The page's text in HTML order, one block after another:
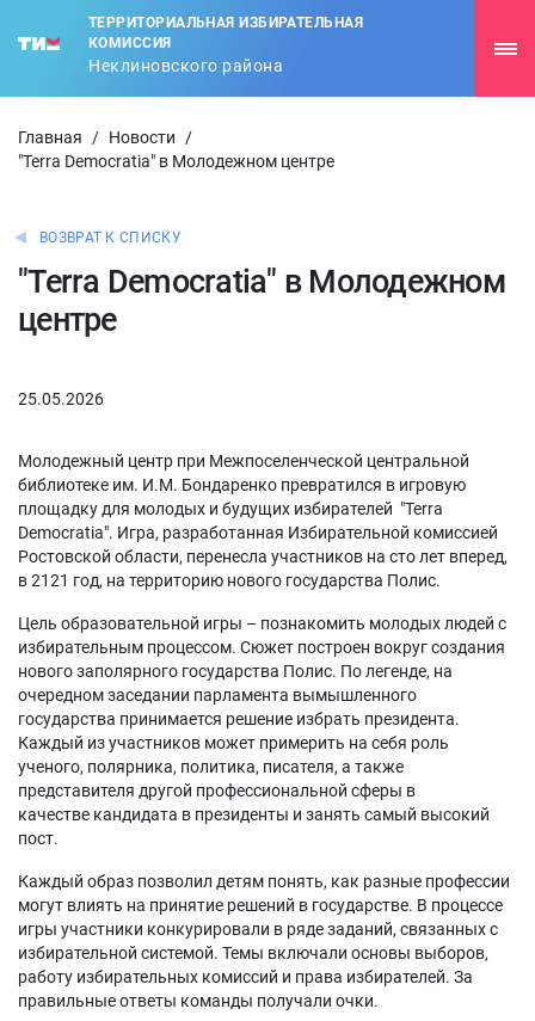
ТЕРРИТОРИАЛЬНАЯ ИЗБИРАТЕЛЬНАЯ
КОМИССИЯ
Неклиновского района
Главная / Новости
/
"Terra Democratia" в Молодежном центре
ВОЗВРАТ К СПИСКУ
"Terra Democratia" в Молодежном
центре
25.05.2026
Молодежный центр при Межпоселенческой центральной
библиотеке им. И.М. Бондаренко превратился в игровую
площадку для молодых и будущих избирателей "Terra
Democratia". Игра, разработанная Избирательной комиссией
Ростовской области, перенесла участников на сто лет вперед,
в 2121 год, на территорию нового государства Полис.
Цель образовательной игры – познакомить молодых людей с
избирательным процессом. Сюжет построен вокруг создания
нового заполярного государства Полис. По легенде, на
очередном заседании парламента вымышленного
государства принимается решение избрать президента.
Каждый из участников может примерить на себя роль
ученого, полярника, политика, писателя, а также
представителя другой профессиональной сферы в
качестве кандидата в президенты и занять самый высокий
пост.
Каждый образ позволил детям понять, как разные профессии
могут влиять на принятие решений в государстве. В процессе
игры участники конкурировали в ряде заданий, связанных с
избирательной системой. Темы включали основы выборов,
работу избирательных комиссий и права избирателей. За
правильные ответы команды получали очки.